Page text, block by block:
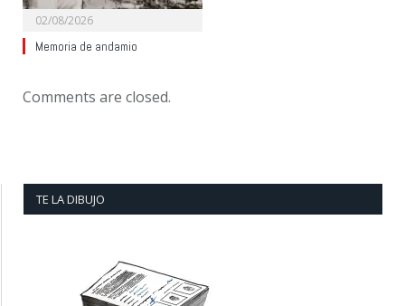
02/08/2026
Memoria de andamio
Comments are closed.
TE LA DIBUJO